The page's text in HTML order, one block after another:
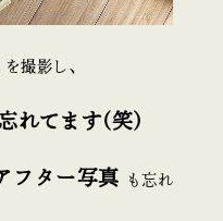
撮影し、
れてます(笑)
フター写真
も忘れ